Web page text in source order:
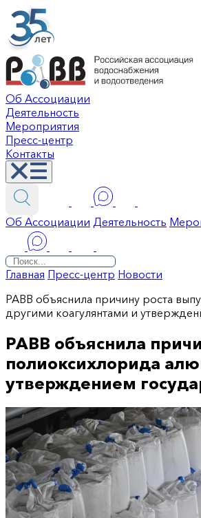
Об Ассоциации
Деятельность
Мероприятия
Пресс-центр
Контакты
Об Ассоциации Деятельность
Главная Пресс-центр Новости
РАВВ объяснила причину роста
другими коагулянтами и
РАВВ объяснила
полиоксихлорида
утверждением